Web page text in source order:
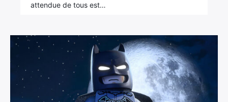
attendue de tous est…